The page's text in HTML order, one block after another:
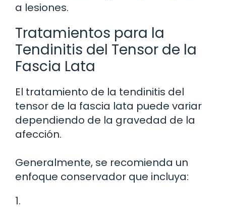
a lesiones.
Tratamientos para la
Tendinitis del Tensor de la
Fascia Lata
El tratamiento de la tendinitis del
tensor de la fascia lata puede variar
dependiendo de la gravedad de la
afección.
Generalmente, se recomienda un
enfoque conservador que incluya:
1.